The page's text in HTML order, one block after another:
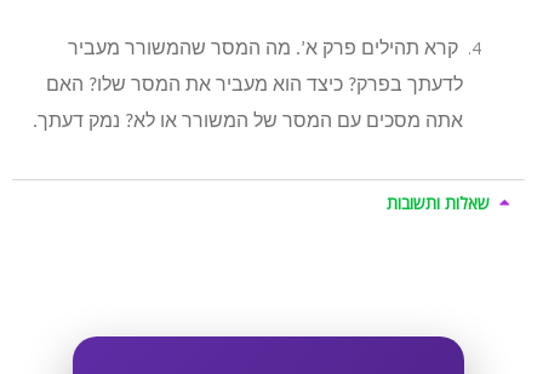
קרא תהילים פרק א’. מה המסר שהמשורר מעביר
לדעתך בפרק? כיצד הוא מעביר את המסר שלו? האם
אתה מסכים עם המסר של המשורר או לא? נמק דעתך.
שאלות ותשובות